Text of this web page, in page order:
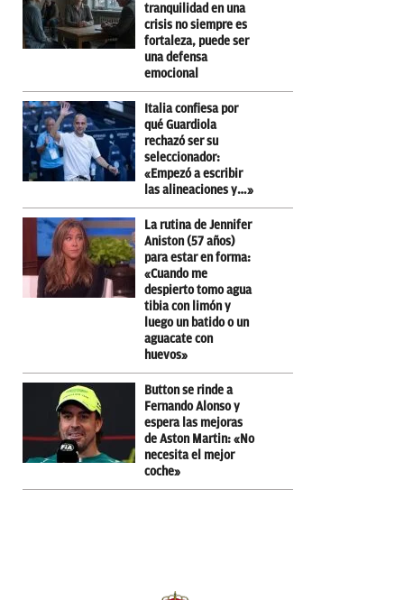
tranquilidad en una
crisis no siempre es
fortaleza, puede ser
una defensa
emocional
Italia confiesa por
qué Guardiola
rechazó ser su
seleccionador:
«Empezó a escribir
las alineaciones y…»
La rutina de Jennifer
Aniston (57 años)
para estar en forma:
«Cuando me
despierto tomo agua
tibia con limón y
luego un batido o un
aguacate con
huevos»
Button se rinde a
Fernando Alonso y
espera las mejoras
de Aston Martin: «No
necesita el mejor
coche»